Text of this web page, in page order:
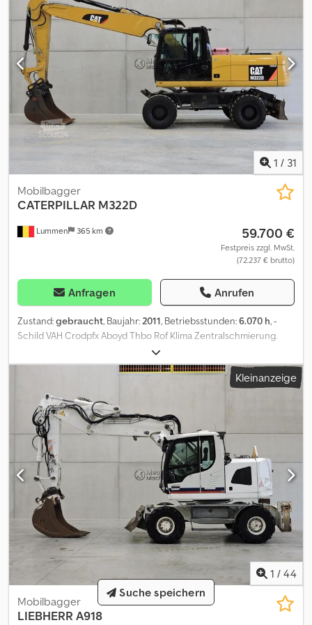
1 / 31
Lummen 365 km
Mobilbagger
CATERPILLAR M322D
59.700 €
Festpreis zzgl. MwSt.
(72.237 € brutto)
Anfragen Anrufen
Zustand:gebraucht, Baujahr:2011, Betriebsstunden:6.070 h, -
Schild VAH Crodpfx Aboyd Thbo Rof Klima Zentralschmierung.
Mehr Informationen Typ: Radbagger Antrieb: Rad Wenden Sie sich
an Kurt Meurrens, ), um weitere Informationen zu erhalten.
Kleinanzeige
1 / 44
Mobilbagger
LIEBHERR A918
Suche speichern